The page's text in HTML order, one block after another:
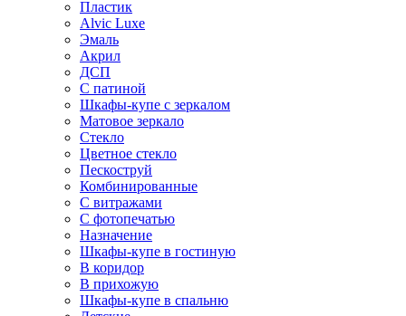
Пластик
Alvic Luxe
Эмаль
Акрил
ДСП
С патиной
Шкафы-купе с зеркалом
Матовое зеркало
Стекло
Цветное стекло
Пескоструй
Комбинированные
С витражами
С фотопечатью
Назначение
Шкафы-купе в гостиную
В коридор
В прихожую
Шкафы-купе в спальню